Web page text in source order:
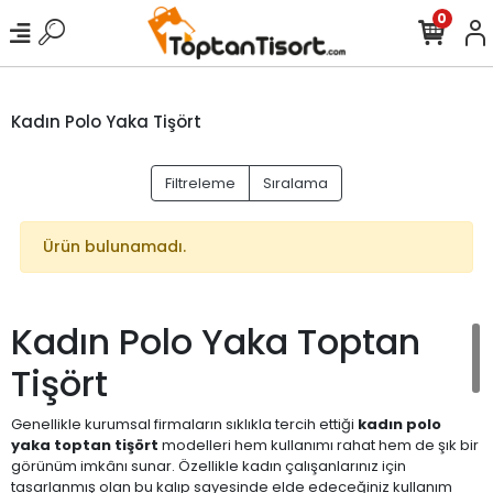
0
Kadın Polo Yaka Tişört
Filtreleme Sıralama
Ürün bulunamadı.
Kadın Polo Yaka Toptan
Tişört
Genellikle kurumsal firmaların sıklıkla tercih ettiği kadın polo
yaka toptan tişört modelleri hem kullanımı rahat hem de şık bir
görünüm imkânı sunar. Özellikle kadın çalışanlarınız için
tasarlanmış olan bu kalıp sayesinde elde edeceğiniz kullanım